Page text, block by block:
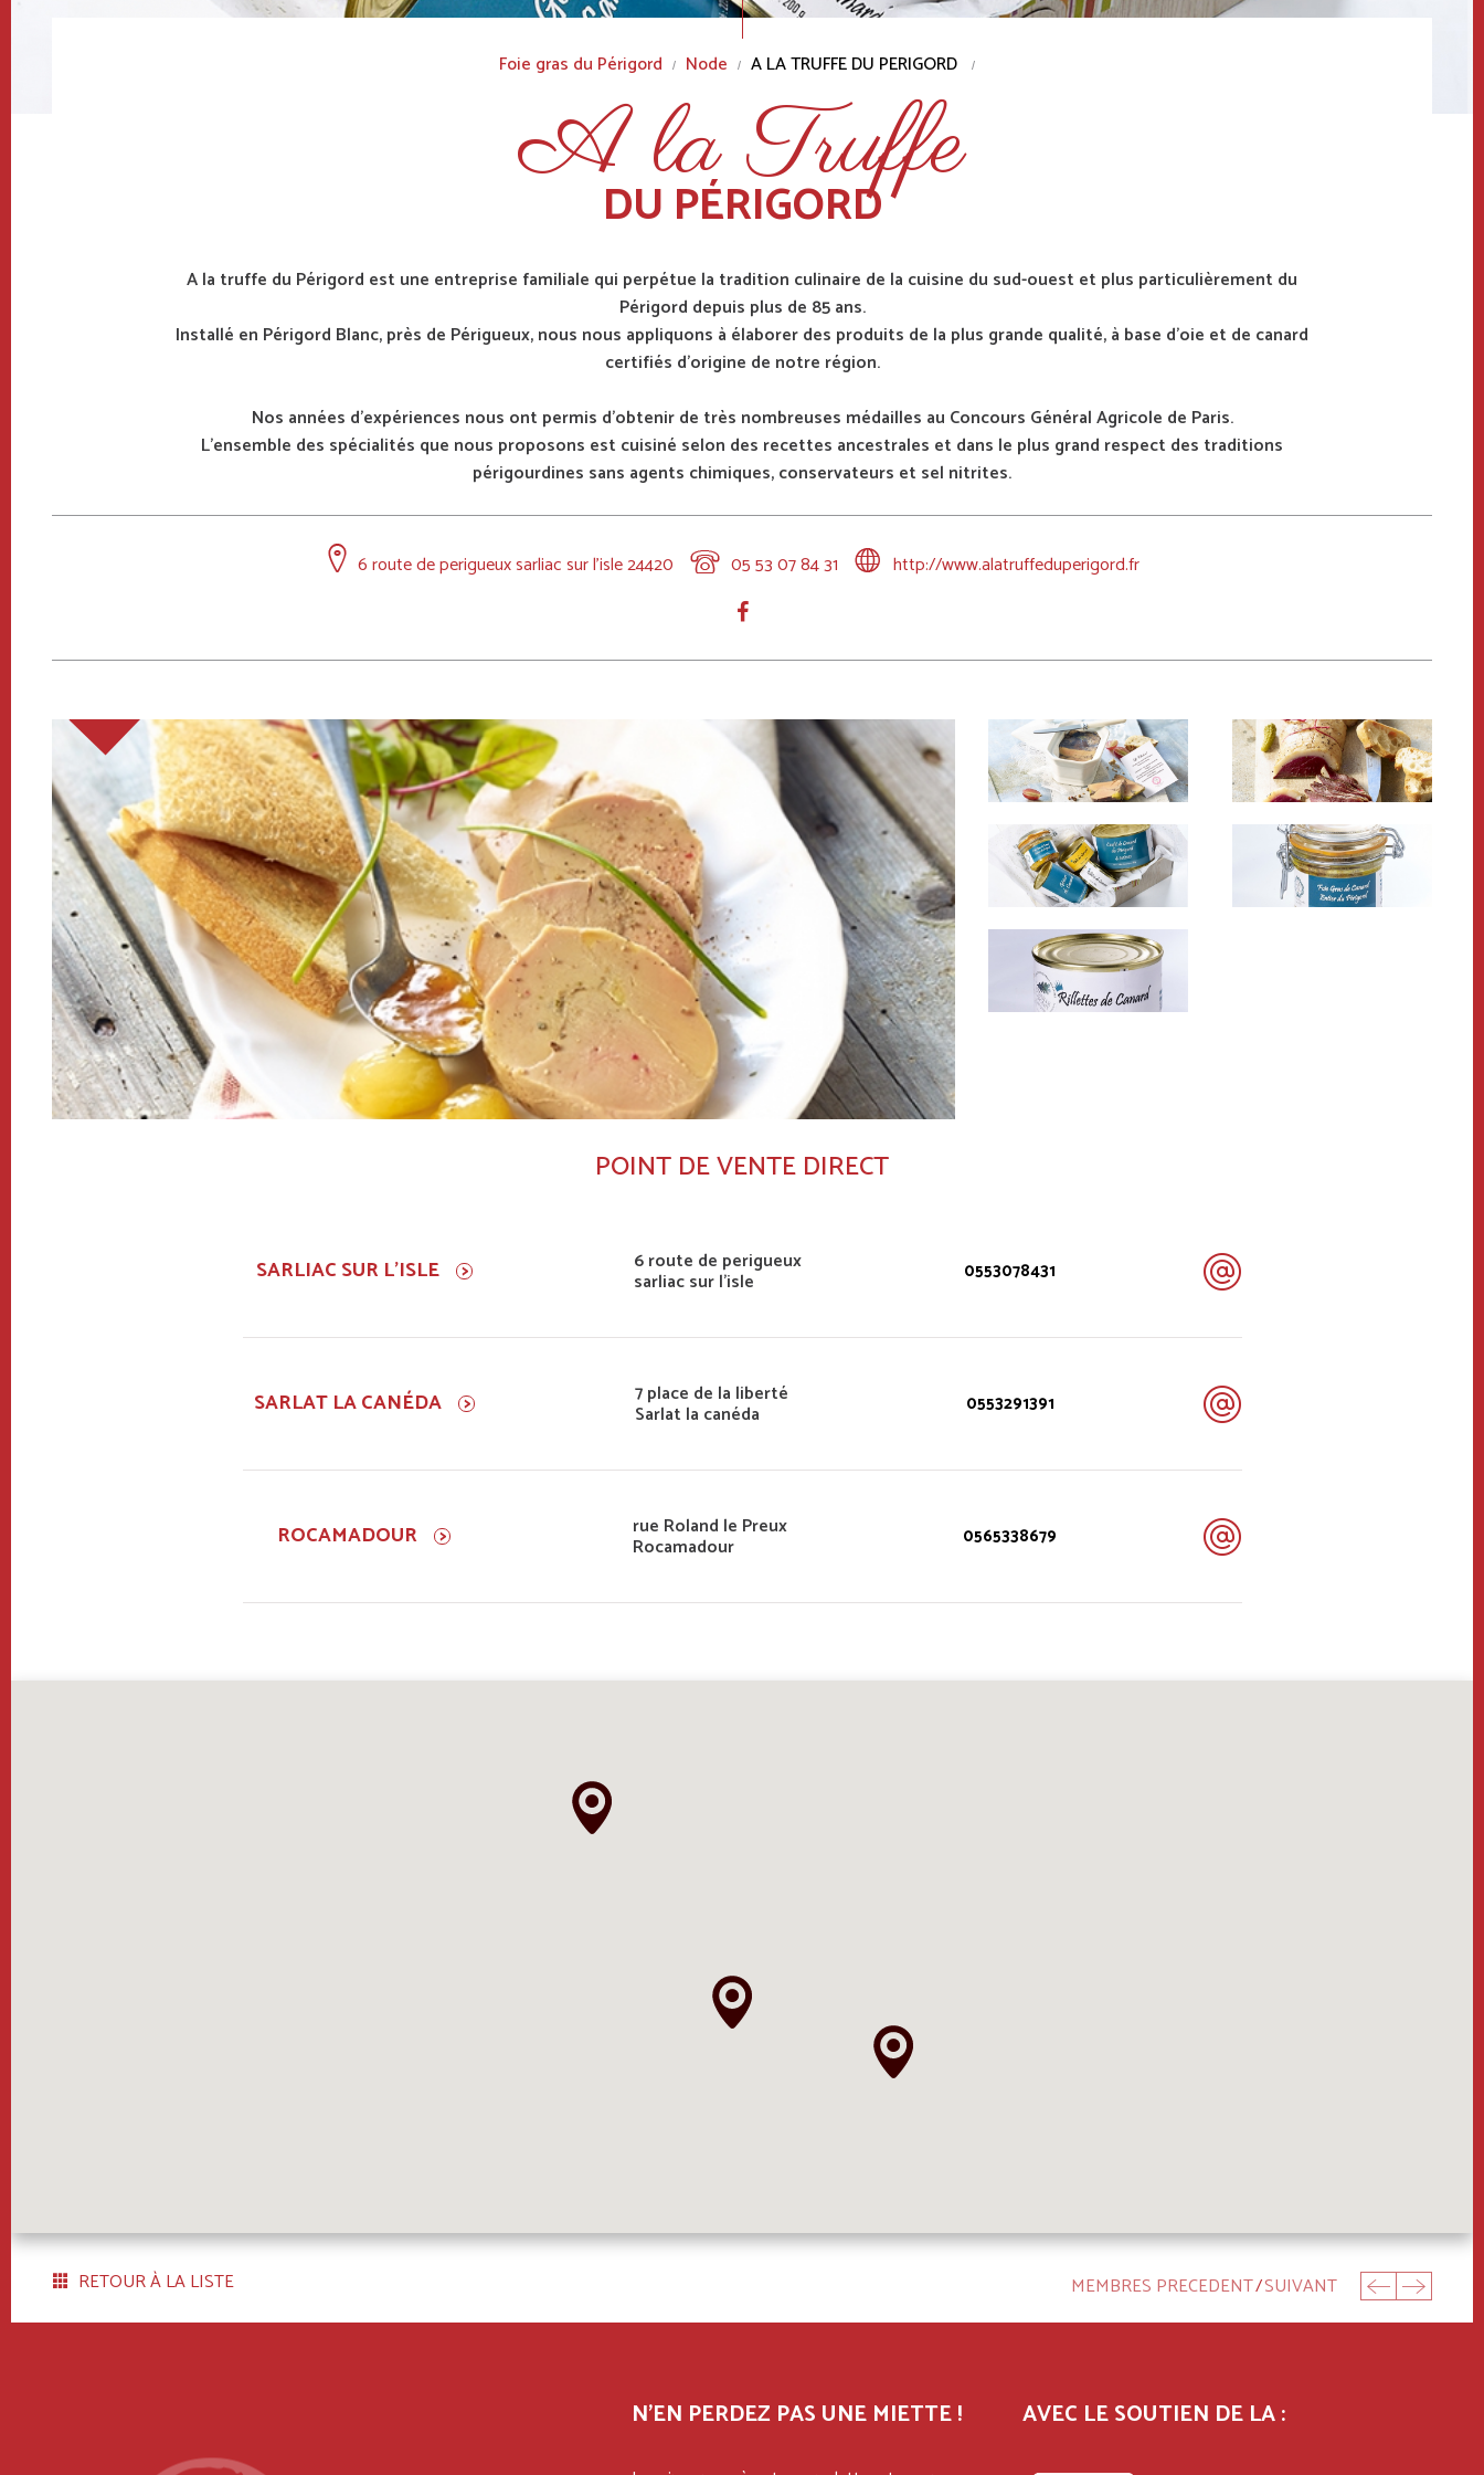
Foie gras du Périgord Node A LA TRUFFE DU PERIGORD
A la Truffe
DU PÉRIGORD
A la truffe du Périgord est une entreprise familiale qui perpétue la tradition culinaire de la cuisine du sud-ouest et plus particulièrement du
Périgord depuis plus de 85 ans.
Installé en Périgord Blanc, près de Périgueux, nous nous appliquons à élaborer des produits de la plus grande qualité, à base d'oie et de canard
certifiés d'origine de notre région.
Nos années d’expériences nous ont permis d’obtenir de très nombreuses médailles au Concours Général Agricole de Paris.
L'ensemble des spécialités que nous proposons est cuisiné selon des recettes ancestrales et dans le plus grand respect des traditions
périgourdines sans agents chimiques, conservateurs et sel nitrites.
6 route de perigueux sarliac sur l'isle 24420 05 53 07 84 31 http://www.alatruffeduperigord.fr
POINT DE VENTE DIRECT
SARLIAC SUR L'ISLE 6 route de perigueux
sarliac sur l'isle 0553078431
SARLAT LA CANÉDA 7 place de la liberté
Sarlat la canéda 0553291391
ROCAMADOUR rue Roland le Preux
Rocamadour 0565338679
RETOUR À LA LISTE MEMBRES PRECEDENT/SUIVANT
N'EN PERDEZ PAS UNE MIETTE ! AVEC LE SOUTIEN DE LA :